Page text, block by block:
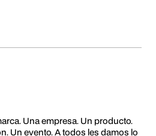
Una empresa. Un producto.
Un evento. A todos les damos lo